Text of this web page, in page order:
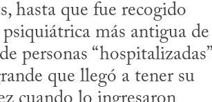
hasta que fue recogido
más antigua de
personas “hospitalizadas”
que llegó a tener su